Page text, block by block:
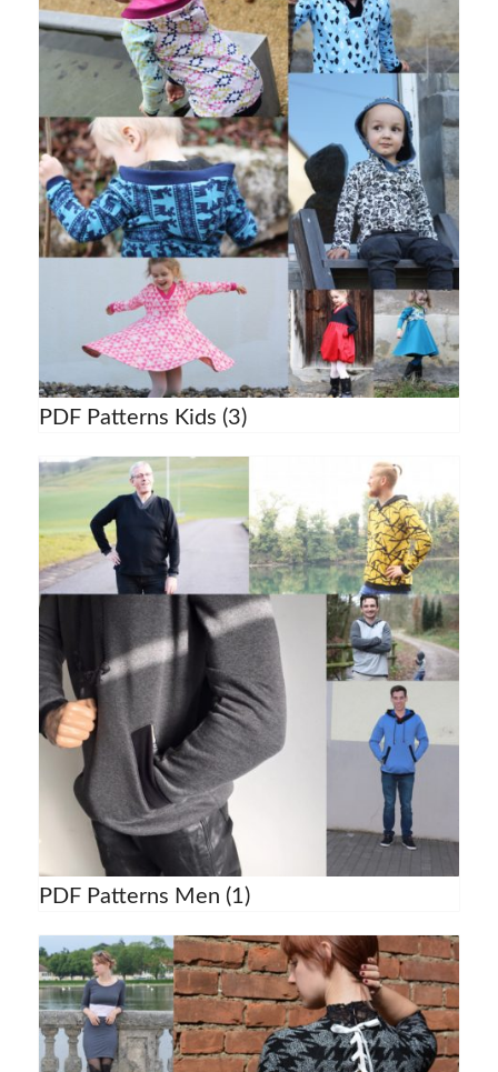
PDF Patterns Kids (3)
PDF Patterns Men (1)